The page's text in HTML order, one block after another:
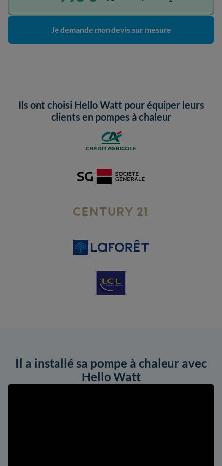
Je demande mon devis sur mesure
Ils ont choisi Hello Watt pour équiper leurs
clients en pompes à chaleur
Il a installé sa pompe à chaleur avec
Hello Watt